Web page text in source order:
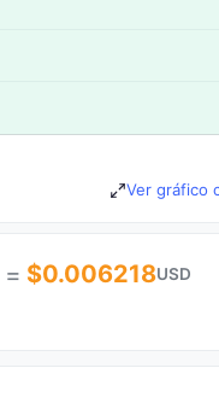
Ver gráfico
= $0.006218USD